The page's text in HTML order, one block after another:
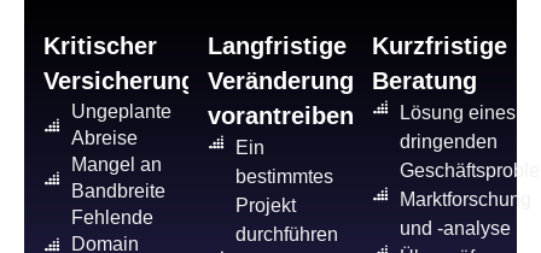
Kritischer
Versicherungsschutz
Ungeplante
Abreise
Mangel an
Bandbreite
Fehlende
Domain
Langfristige
Veränderung
vorantreiben
Ein
bestimmtes
Projekt
durchführen
Kurzfristige
Beratung
Lösung eines
dringenden
Marktforschung
und -analyse